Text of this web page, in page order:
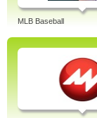
MLB Baseball